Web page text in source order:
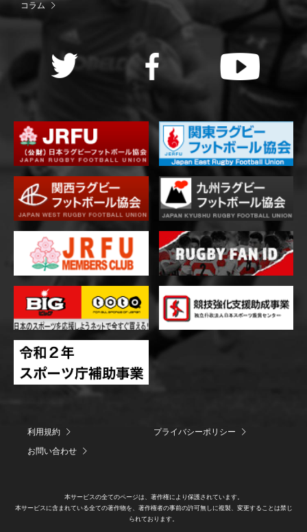
コラム
利用規約
プライバシーポリシー
お問い合わせ
本サービスの全てのページは、著作権により保護されています。
本サービスに含まれている全ての著作物を、著作権者の事前の許可無しに複製、変更することは禁じ
られております。